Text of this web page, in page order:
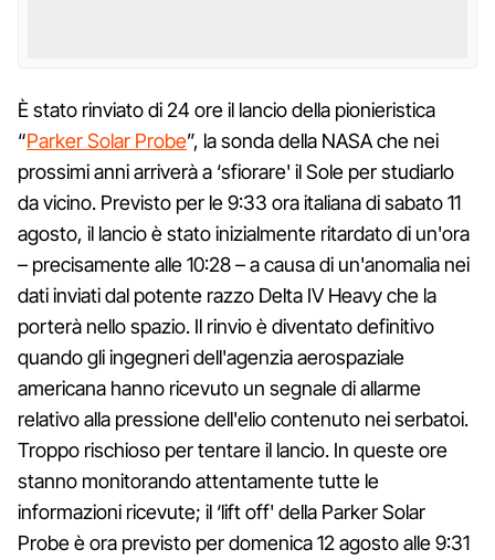
È stato rinviato di 24 ore il lancio della pionieristica
“Parker Solar Probe”, la sonda della NASA che nei
prossimi anni arriverà a ‘sfiorare' il Sole per studiarlo
da vicino. Previsto per le 9:33 ora italiana di sabato 11
agosto, il lancio è stato inizialmente ritardato di un'ora
– precisamente alle 10:28 – a causa di un'anomalia nei
dati inviati dal potente razzo Delta IV Heavy che la
porterà nello spazio. Il rinvio è diventato definitivo
quando gli ingegneri dell'agenzia aerospaziale
americana hanno ricevuto un segnale di allarme
relativo alla pressione dell'elio contenuto nei serbatoi.
Troppo rischioso per tentare il lancio. In queste ore
stanno monitorando attentamente tutte le
informazioni ricevute; il ‘lift off' della Parker Solar
Probe è ora previsto per domenica 12 agosto alle 9:31